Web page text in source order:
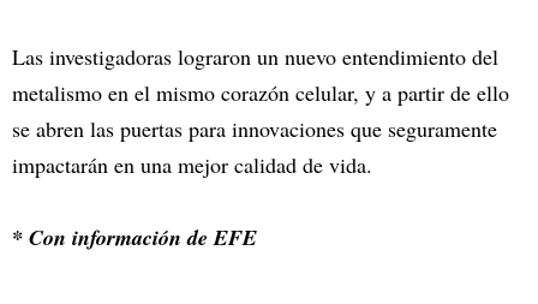
Las investigadoras lograron un nuevo entendimiento del
metalismo en el mismo corazón celular, y a partir de ello
se abren las puertas para innovaciones que seguramente
impactarán en una mejor calidad de vida.
* Con información de EFE